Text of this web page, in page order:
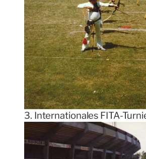
3. Internationales FITA-